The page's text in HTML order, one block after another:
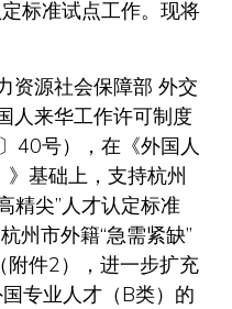
标准试点工作。现将
资源社会保障部 外交
人来华工作许可制度
40号），在《外国人
基础上，支持杭州
精尖”人才认定标准
州市外籍“急需紧缺”
附件2），进一步扩充
专业人才（B类）的